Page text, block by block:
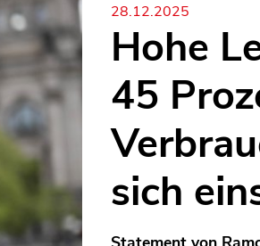
28.12.2025
Hohe
45
sich